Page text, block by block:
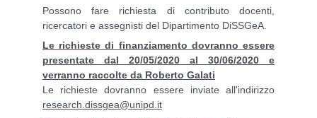
Possono fare richiesta di contributo docenti,
ricercatori e assegnisti del Dipartimento DiSSGeA.
Le richieste di finanziamento dovranno essere
presentate dal 20/05/2020 al 30/06/2020 e
verranno raccolte da Roberto Galati
Le richieste dovranno essere inviate all'indirizzo
research.dissgea@unipd.it